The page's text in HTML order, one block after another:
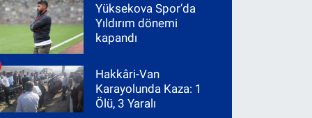
Yüksekova Spor’da
Yıldırım dönemi
kapandı
Hakkâri-Van
Karayolunda Kaza: 1
Ölü, 3 Yaralı